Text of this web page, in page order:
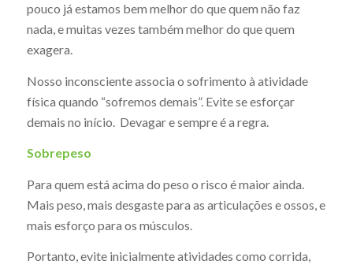
pouco já estamos bem melhor do que quem não faz
nada, e muitas vezes também melhor do que quem
exagera.
Nosso inconsciente associa o sofrimento à atividade
física quando “sofremos demais”. Evite se esforçar
demais no início. Devagar e sempre é a regra.
Sobrepeso
Para quem está acima do peso o risco é maior ainda.
Mais peso, mais desgaste para as articulações e ossos, e
mais esforço para os músculos.
Portanto, evite inicialmente atividades como corrida,